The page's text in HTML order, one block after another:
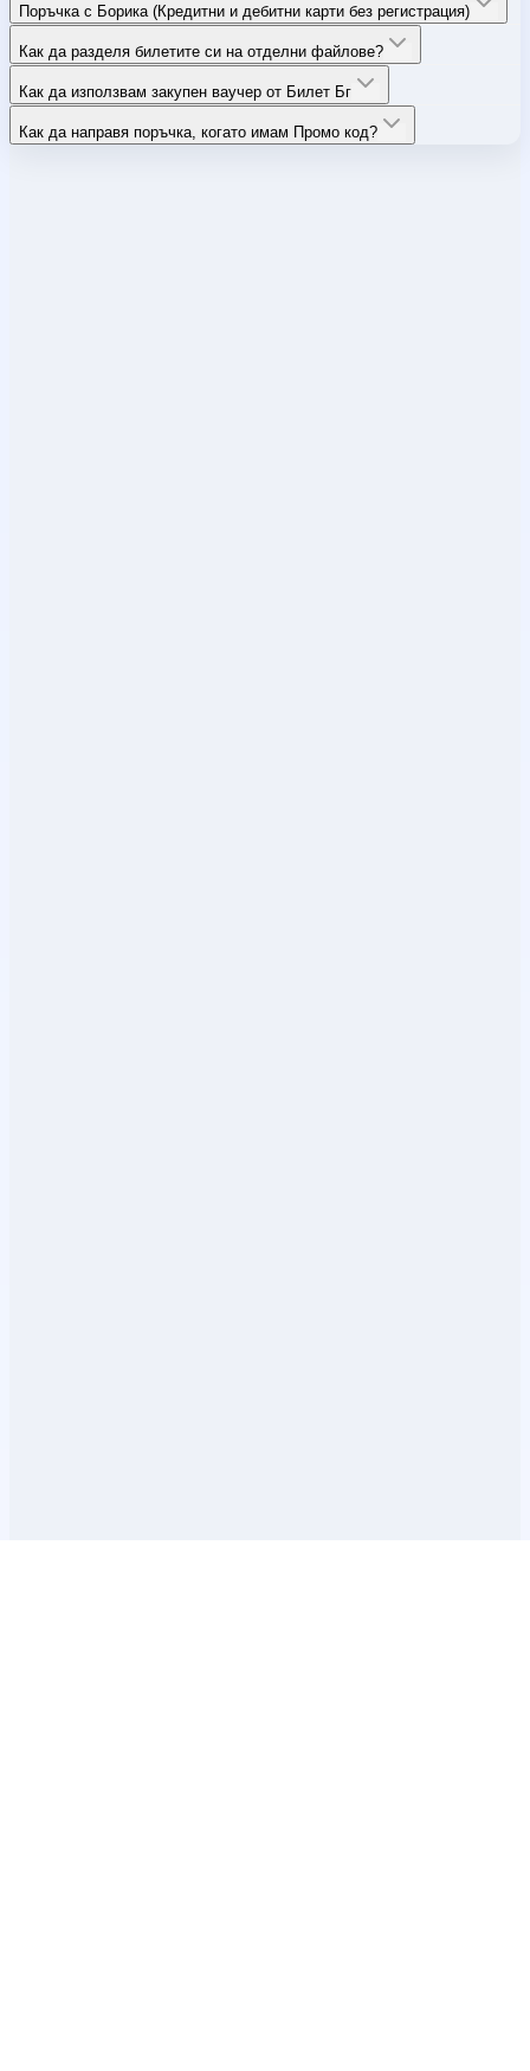
Поръчка с Борика (Кредитни и дебитни карти без регистрация)
Как да разделя билетите си на отделни файлове?
Как да използвам закупен ваучер от Билет Бг
Как да направя поръчка, когато имам Промо код?